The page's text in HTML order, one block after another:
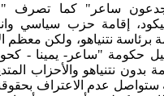
ساعر" كما تصرف
إقامة حزب سياسي
برئاسة نتنياهو، ولكن معظم
حكومة "ساعر- يمينا -
بدون نتنياهو والأحزاب
ستواصل عدم الاعتراف